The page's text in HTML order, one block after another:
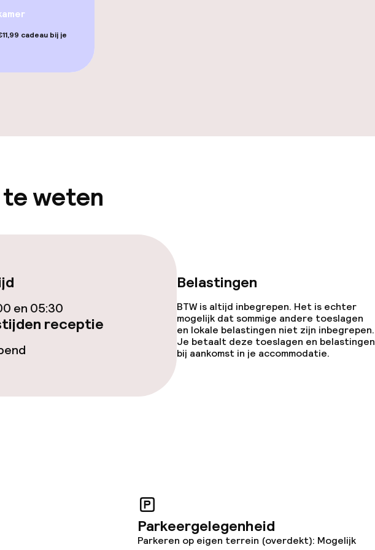
gym
Roomservice
cadeau bij je
te weten
en 05:30
receptie
Belastingen
BTW is altijd inbegrepen. Het is echter
mogelijk dat sommige andere toeslagen
en lokale belastingen niet zijn inbegrepen.
Je betaalt deze toeslagen en belastingen
bij aankomst in je accommodatie.
Parkeergelegenheid
Parkeren op eigen terrein (overdekt): Mogelijk